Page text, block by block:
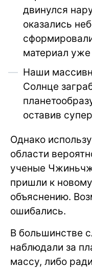
двинулся
оказались
материал
Наши
Солнце
оставив
Однако
области
ученые
пришли к
объяснению.
ошибались.
В большинстве
наблюдали за
массу, либо